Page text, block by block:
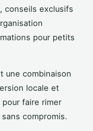
conseils exclusifs
pour petits
une combinaison
locale et
faire rimer
compromis.